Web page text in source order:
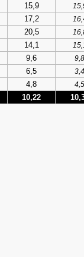
15,9
17,2
20,5
14,1
9,6
9,8
6,5
3,4
4,8 4,5
10,22